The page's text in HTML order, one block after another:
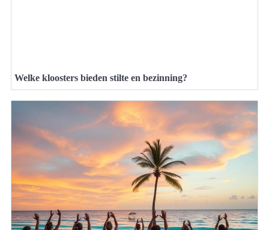
Welke kloosters bieden stilte en bezinning?